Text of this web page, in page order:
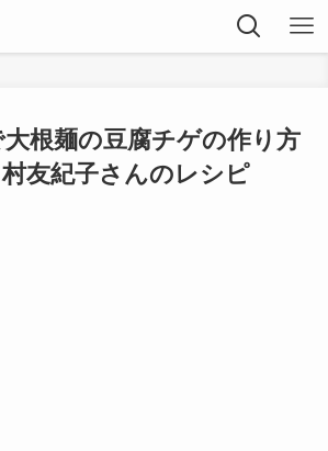
根麺の豆腐チゲの作り方
友紀子さんのレシピ